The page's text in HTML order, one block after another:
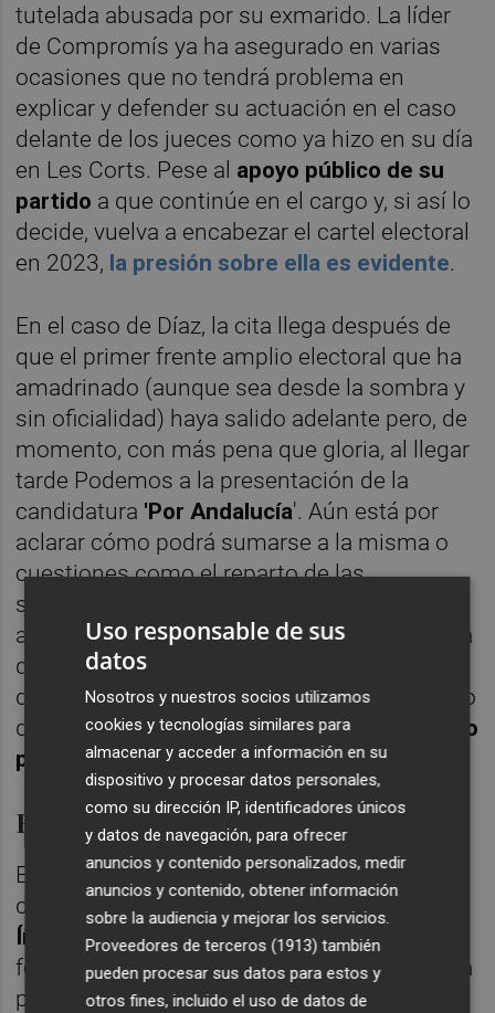
tutelada abusada por su exmarido. La líder
de Compromís ya ha asegurado en varias
ocasiones que no tendrá problema en
explicar y defender su actuación en el caso
delante de los jueces como ya hizo en su día
en Les Corts. Pese al apoyo público de su
partido a que continúe en el cargo y, si así lo
decide, vuelva a encabezar el cartel electoral
en 2023, la presión sobre ella es evidente.
En el caso de Díaz, la cita llega después de
que el primer frente amplio electoral que ha
amadrinado (aunque sea desde la sombra y
sin oficialidad) haya salido adelante pero, de
momento, con más pena que gloria, al llegar
tarde Podemos a la presentación de la
candidatura 'Por Andalucía'. Aún está por
aclarar cómo podrá sumarse a la misma o
cuestiones como el reparto de las
subvenciones. El agridulce resultado ha
aumentado las dudas sobre esa candidatura
que Díaz se plantea encabezar a la izquierda
del PSOE y con un protagonismo difuminado
de los partidos.Su relación con Podemos no
pasa tampoco por el mejor momento
El 'factor Errejón' y 'factor Túria'
Esa clausula conjunta llegará cinco horas
después de que participe en el congreso
Íñigo Errejón, referente de Más País, la otra
formación junto con Compromís interpelada
principalmente para ese frente con la
Uso responsable de sus
datos
Nosotros y nuestros socios utilizamos
cookies y tecnologías similares para
almacenar y acceder a información en su
dispositivo y procesar datos personales,
como su dirección IP, identificadores únicos
y datos de navegación, para ofrecer
anuncios y contenido personalizados, medir
anuncios y contenido, obtener información
sobre la audiencia y mejorar los servicios.
Proveedores de terceros (1913) también
pueden procesar sus datos para estos y
otros fines, incluido el uso de datos de